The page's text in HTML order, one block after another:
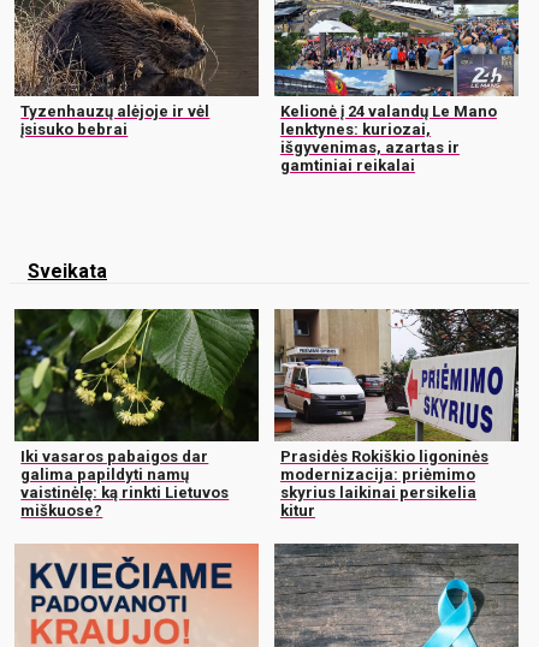
Tyzenhauzų alėjoje ir vėl
įsisuko bebrai
Kelionė į 24 valandų Le Mano
lenktynes: kuriozai,
išgyvenimas, azartas ir
gamtiniai reikalai
Sveikata
Iki vasaros pabaigos dar
galima papildyti namų
vaistinėlę: ką rinkti Lietuvos
miškuose?
Prasidės Rokiškio ligoninės
modernizacija: priėmimo
skyrius laikinai persikelia
kitur